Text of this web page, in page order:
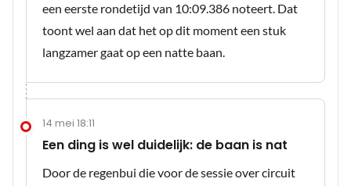
een eerste rondetijd van 10:09.386 noteert. Dat
toont wel aan dat het op dit moment een stuk
langzamer gaat op een natte baan.
14 mei 18:11
Een ding is wel duidelijk: de baan is nat
Door de regenbui die voor de sessie over circuit